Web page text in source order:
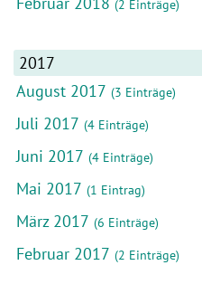
(2 Einträge)
2017
August 2017 (3 Einträge)
Juli 2017 (4 Einträge)
Juni 2017 (4 Einträge)
Mai 2017 (1 Eintrag)
März 2017 (6 Einträge)
Februar 2017 (2 Einträge)